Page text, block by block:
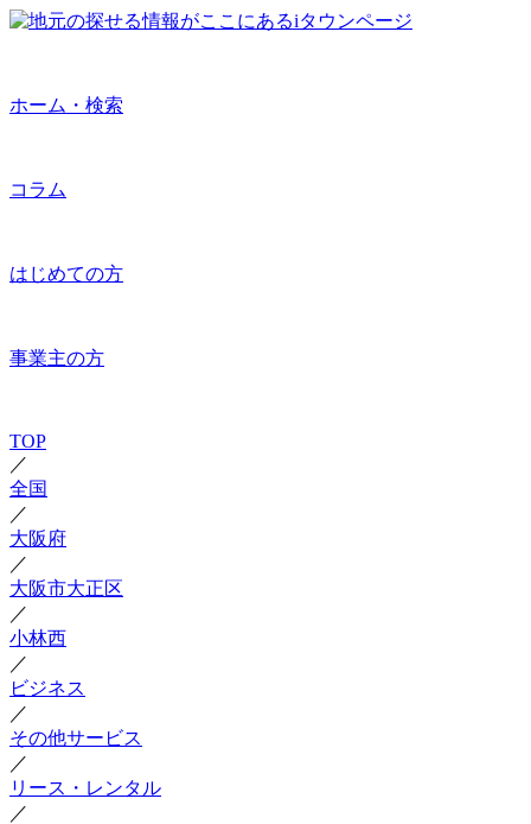
ホーム・検索
コラム
はじめての方
事業主の方
TOP
／
全国
／
大阪府
／
大阪市大正区
／
小林西
／
ビジネス
／
その他サービス
／
リース・レンタル
／